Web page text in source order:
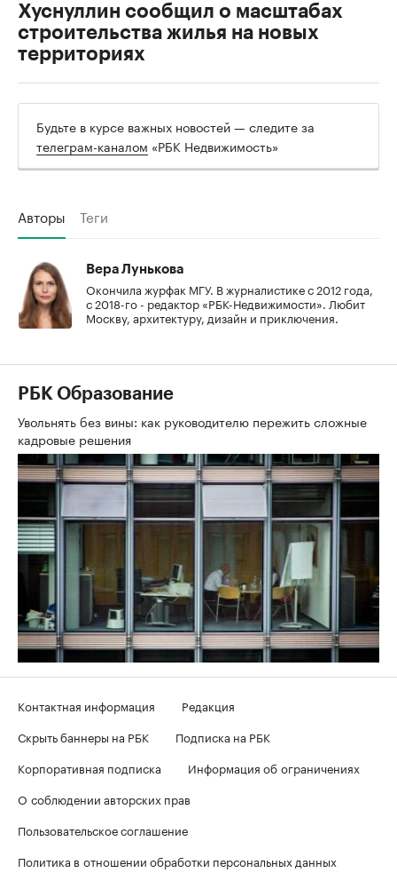
Хуснуллин сообщил о масштабах
строительства жилья на новых
территориях
Будьте в курсе важных новостей — следите за
телеграм-каналом «РБК Недвижимость»
Авторы Теги
Вера Лунькова
Окончила журфак МГУ. В журналистике с 2012 года,
с 2018-го - редактор «РБК-Недвижимости». Любит
Москву, архитектуру, дизайн и приключения.
РБК Образование
Увольнять без вины: как руководителю пережить сложные
кадровые решения
Контактная информация
Редакция
Скрыть баннеры на РБК
Подписка на РБК
Корпоративная подписка
Информация об ограничениях
О соблюдении авторских прав
Пользовательское соглашение
Политика в отношении обработки персональных данных